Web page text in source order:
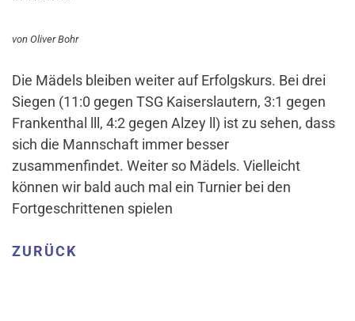
von Oliver Bohr
Die Mädels bleiben weiter auf Erfolgskurs. Bei drei
Siegen (11:0 gegen TSG Kaiserslautern, 3:1 gegen
Frankenthal lll, 4:2 gegen Alzey ll) ist zu sehen, dass
sich die Mannschaft immer besser
zusammenfindet. Weiter so Mädels. Vielleicht
können wir bald auch mal ein Turnier bei den
Fortgeschrittenen spielen
ZURÜCK